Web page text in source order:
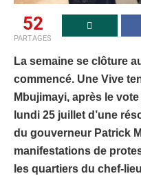
52
PARTAGES
La semaine se clôture
commencé. Une Vive
Mbujimayi, après le
lundi 25 juillet d’une
du gouverneur Patrick
manifestations de
les quartiers du chef-